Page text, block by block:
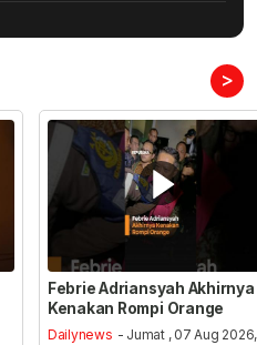
>
Febrie Adriansyah Akhirnya
Kenakan Rompi Orange
Dailynews - Jumat , 07 Aug 2026,